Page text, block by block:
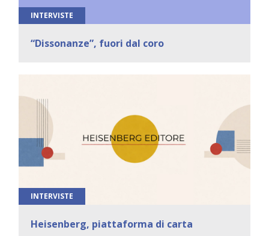
INTERVISTE
“Dissonanze”, fuori dal coro
INTERVISTE
Heisenberg, piattaforma di carta